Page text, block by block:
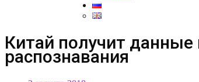
Китай получит
распознавания